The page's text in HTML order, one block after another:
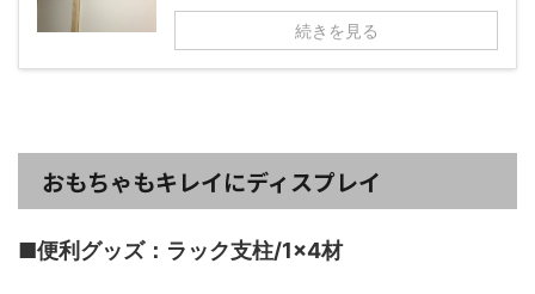
続きを見る
おもちゃもキレイにディスプレイ
■便利グッズ：ラック支柱/1×4材